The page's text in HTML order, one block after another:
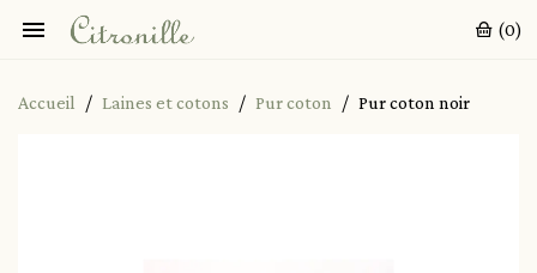
 (0)
Accueil Laines et cotons Pur coton Pur coton noir